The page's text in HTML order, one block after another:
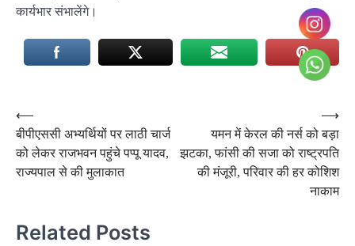
कार्यभार संभालेंगे।
Post
navigation
⟵
बीपीएससी अभ्यर्थियों पर लाठी चार्ज
को लेकर राजभवन पहुंचे पप्पू यादव,
राज्यपाल से की मुलाकात
यमन में केरल की नर्स को बड़ा
झटका, फांसी की सजा को राष्ट्रपति
की मंजूरी, परिवार की हर कोशिश
नाकाम
⟶
Related Posts